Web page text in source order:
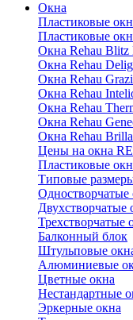
Окна
Пластиковые
Пластиковые
Окна Rehau Blitz
Окна Rehau
Окна Rehau
Окна Rehau
Окна Rehau
Окна Rehau
Окна Rehau
Цены на окна
Пластиковые
Типовые
Одностворчатые
Двухстворчатые
Трехстворчатые
Балконный блок
Штульповые
Алюминиевые
Цветные окна
Нестандартные
Эркерные окна